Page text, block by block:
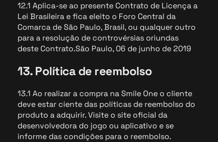
12.1 Aplica-se ao presente Contrato de Licença a
Lei Brasileira e fica eleito o Foro Central da
Comarca de São Paulo, Brasil, ou qualquer outro
para a resolução de controvérsias oriundas
deste Contrato.São Paulo, 06 de junho de 2019
13. Política de reembolso
13.1 Ao realizar a compra na Smile One o cliente
deve estar ciente das políticas de reembolso do
produto a adquirir. Visite o site oficial da
desenvolvedora do jogo ou aplicativo e se
informe das condições para o reembolso.